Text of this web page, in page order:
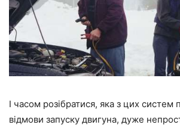
І часом розібратися, яка з цих систем
відмови запуску двигуна, дуже